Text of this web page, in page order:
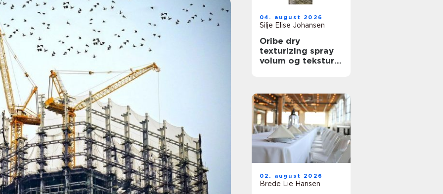
04. august 2026
Silje Elise Johansen
Oribe dry
texturizing spray
volum og tekstur
02. august 2026
Brede Lie Hansen